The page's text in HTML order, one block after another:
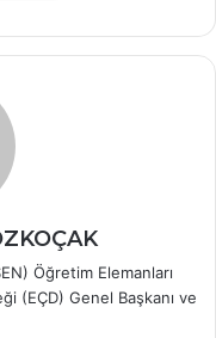
Öğretim Elemanları
(EÇD) Genel Başkanı ve